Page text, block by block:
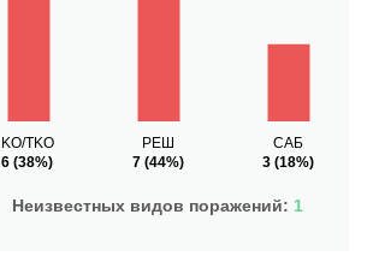
KO/TKO
6 (38%)
РЕШ
7(44%)
САБ
3(18%)
Неизвестных видов поражений: 1